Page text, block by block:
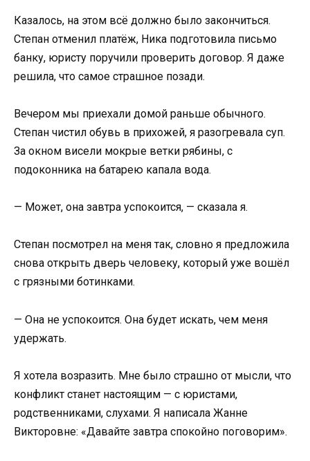
Казалось, на этом всё должно было закончиться.
Степан отменил платёж, Ника подготовила письмо
банку, юристу поручили проверить договор. Я даже
решила, что самое страшное позади.
Вечером мы приехали домой раньше обычного.
Степан чистил обувь в прихожей, я разогревала суп.
За окном висели мокрые ветки рябины, с
подоконника на батарею капала вода.
— Может, она завтра успокоится, — сказала я.
Степан посмотрел на меня так, словно я предложила
снова открыть дверь человеку, который уже вошёл
с грязными ботинками.
— Она не успокоится. Она будет искать, чем меня
удержать.
Я хотела возразить. Мне было страшно от мысли, что
конфликт станет настоящим — с юристами,
родственниками, слухами. Я написала Жанне
Викторовне: «Давайте завтра спокойно поговорим».